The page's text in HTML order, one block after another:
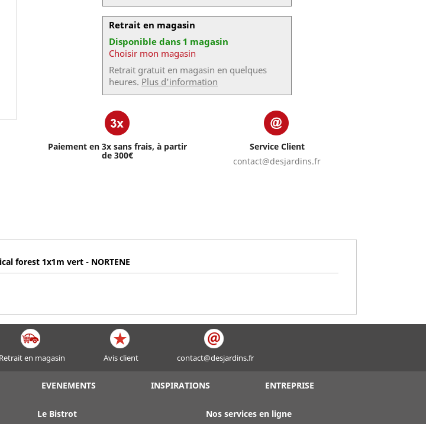
Retrait en magasin
Disponible dans 1 magasin
Choisir mon magasin
Retrait gratuit en magasin en quelques
heures. Plus d'information
Paiement en 3x sans frais, à partir
de 300€
Service Client
contact@desjardins.fr
forest 1x1m vert - NORTENE
Retrait en magasin Avis client contact@desjardins.fr
EVENEMENTS INSPIRATIONS ENTREPRISE
Le Bistrot
Nos services en ligne